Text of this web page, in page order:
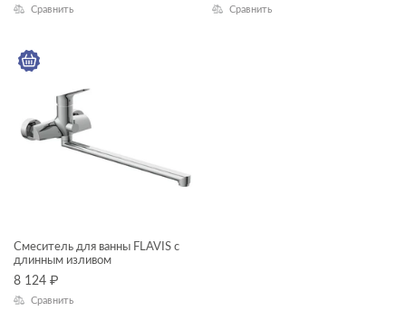
Сравнить Сравнить
Смеситель для ванны FLAVIS с
длинным изливом
8 124 ₽
Сравнить